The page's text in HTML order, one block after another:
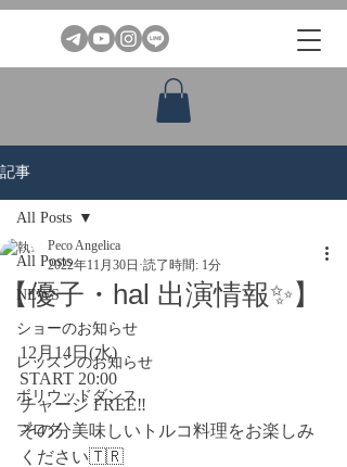
記事
All Posts
NEWS
ショーのお知らせ
レッスンのお知らせ
ボリウッドダンス
ブログ
All Posts
【優子・hal 出演情報✨】
Peco Angelica
2022年11月30日 読了時間: 1分
12月14日(水)
START 20:00
チャージ FREE‼️
その分美味しいトルコ料理をお楽しみ
ください🇹🇷